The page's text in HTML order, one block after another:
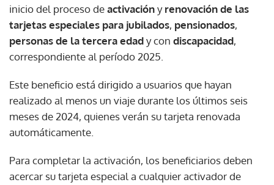
inicio del proceso deactivaciónyrenovación de las
tarjetas especiales para jubilados, pensionados,
personas de la tercera edady con discapacidad,
correspondiente al período 2025.
Este beneficio está dirigido a usuarios que hayan
realizado al menos un viaje durante los últimos seis
meses de 2024, quienes verán su tarjeta renovada
automáticamente.
Para completar la activación, los beneficiarios deben
acercar su tarjeta especial a cualquier activador de